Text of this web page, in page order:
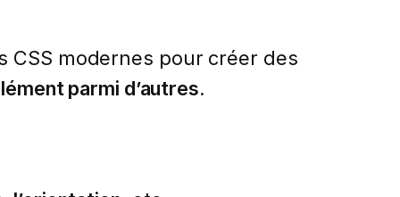
modernes pour créer des
parmi d’autres.